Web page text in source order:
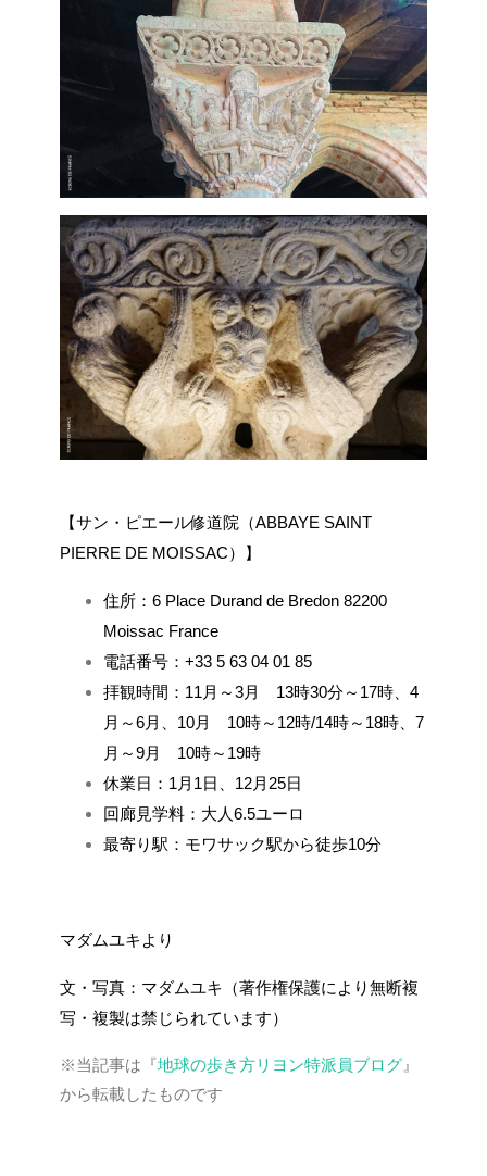
【サン・ピエール修道院（ABBAYE SAINT
PIERRE DE MOISSAC）】
住所：6 Place Durand de Bredon 82200
Moissac France
電話番号：+33 5 63 04 01 85
拝観時間：11月～3月 13時30分～17時、4
月～6月、10月 10時～12時/14時～18時、7
月～9月 10時～19時
休業日：1月1日、12月25日
回廊見学料：大人6.5ユーロ
最寄り駅：モワサック駅から徒歩10分
マダムユキより
文・写真：マダムユキ（著作権保護により無断複
写・複製は禁じられています）
※当記事は『地球の歩き方リヨン特派員ブログ』
から転載したものです